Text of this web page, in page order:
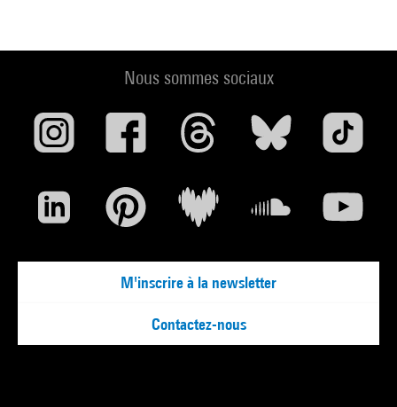
psychanalyse, Université de Paris 8.
1985
Par Pierre Encrevé, écrivain, directeur d'études en
sciences sociales et Alfred Pacquement, directeur du Musée
national d'art moderne.
En présence de Pierre Soulages (sous réserve).
Programmation / intervenant(s) :
Nous sommes sociaux
M'inscrire à la newsletter
Contactez-nous